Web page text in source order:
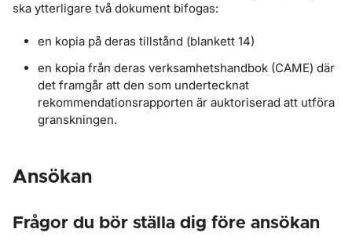
ska ytterligare två dokument bifogas:
en kopia på deras tillstånd (blankett 14)
en kopia från deras verksamhetshandbok (CAME) där
det framgår att den som undertecknat
rekommendationsrapporten är auktoriserad att utföra
granskningen.
Ansökan
Frågor du bör ställa dig före ansökan